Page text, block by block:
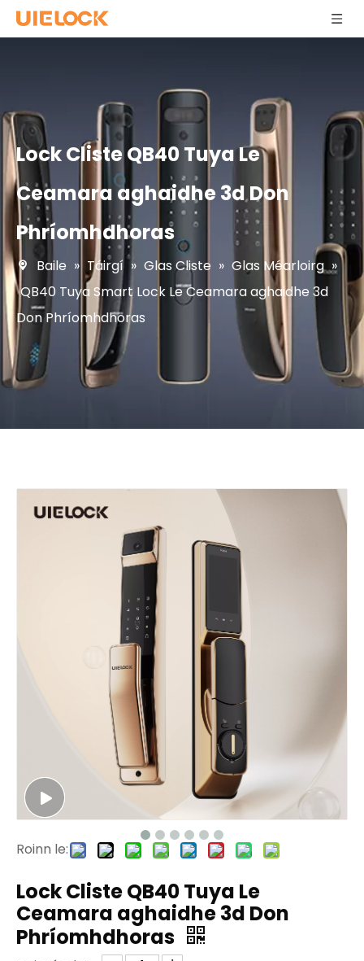
Lock Cliste QB40 Tuya Le
Ceamara aghaidhe 3d Don
Phríomhdhoras
Baile » Táirgí » Glas Cliste » Glas Méarloirg »
QB40 Tuya Smart Lock Le Ceamara aghaidhe 3d
Don Phríomhdhoras
Roinn le:
Lock Cliste QB40 Tuya Le
Ceamara aghaidhe 3d Don
Phríomhdhoras